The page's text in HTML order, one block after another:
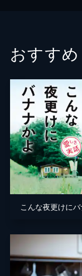
おすすめ
こんな夜更けに